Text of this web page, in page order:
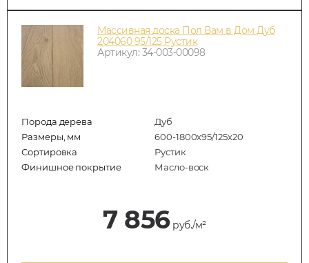
Массивная доска Пол Вам в Дом Дуб
204060 95/125 Рустик
Артикул: 34-003-00098
Порода дерева
Дуб
Размеры, мм
600-1800x95/125x20
Сортировка
Рустик
Финишное покрытие
Масло-воск
7 856руб./м²